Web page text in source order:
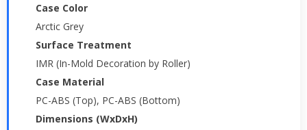
Case Color
Arctic Grey
Surface Treatment
IMR (In-Mold Decoration by Roller)
Case Material
PC-ABS (Top), PC-ABS (Bottom)
Dimensions (WxDxH)